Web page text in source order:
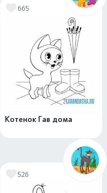
665
Котенок Гав дома
526